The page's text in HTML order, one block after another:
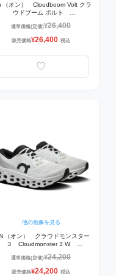
（オン） Cloudboom Volt クラ
ウドブーム ボルト
ズ Sunstone | Reef
通常価格(定価)¥26,400
販売価格¥26,400 税込
他の画像を見る
（オン） クラウドモンスター
３ Cloudmonster 3 W
グシューズ White | White
通常価格(定価)¥24,200
販売価格¥24,200 税込